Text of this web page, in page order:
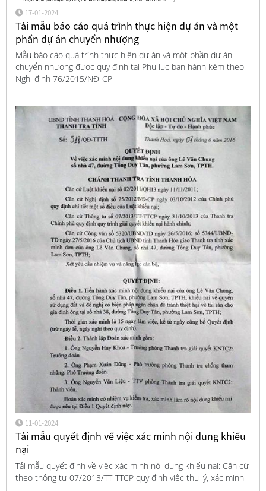
17-01-2024
Tải mẫu báo cáo quá trình thực hiện dự án và một
phần dự án chuyển nhượng
Mẫu báo cáo quá trình thực hiện dự án và một phần dự án
chuyển nhượng được quy định tại Phụ lục ban hành kèm theo
Nghị định 76/2015/NĐ-CP
11-01-2024
Tải mẫu quyết định về việc xác minh nội dung khiếu
nại
Tải mẫu quyết định về việc xác minh nội dung khiếu nại: Căn cứ
theo thông tư 07/2013/TT-TTCP quy định việc thụ lý, xác minh